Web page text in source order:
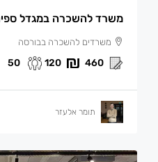
משרד להשכרה במגדל ספיר
משרדים להשכרה בבורסה
460
120
50
תומר אלעזר